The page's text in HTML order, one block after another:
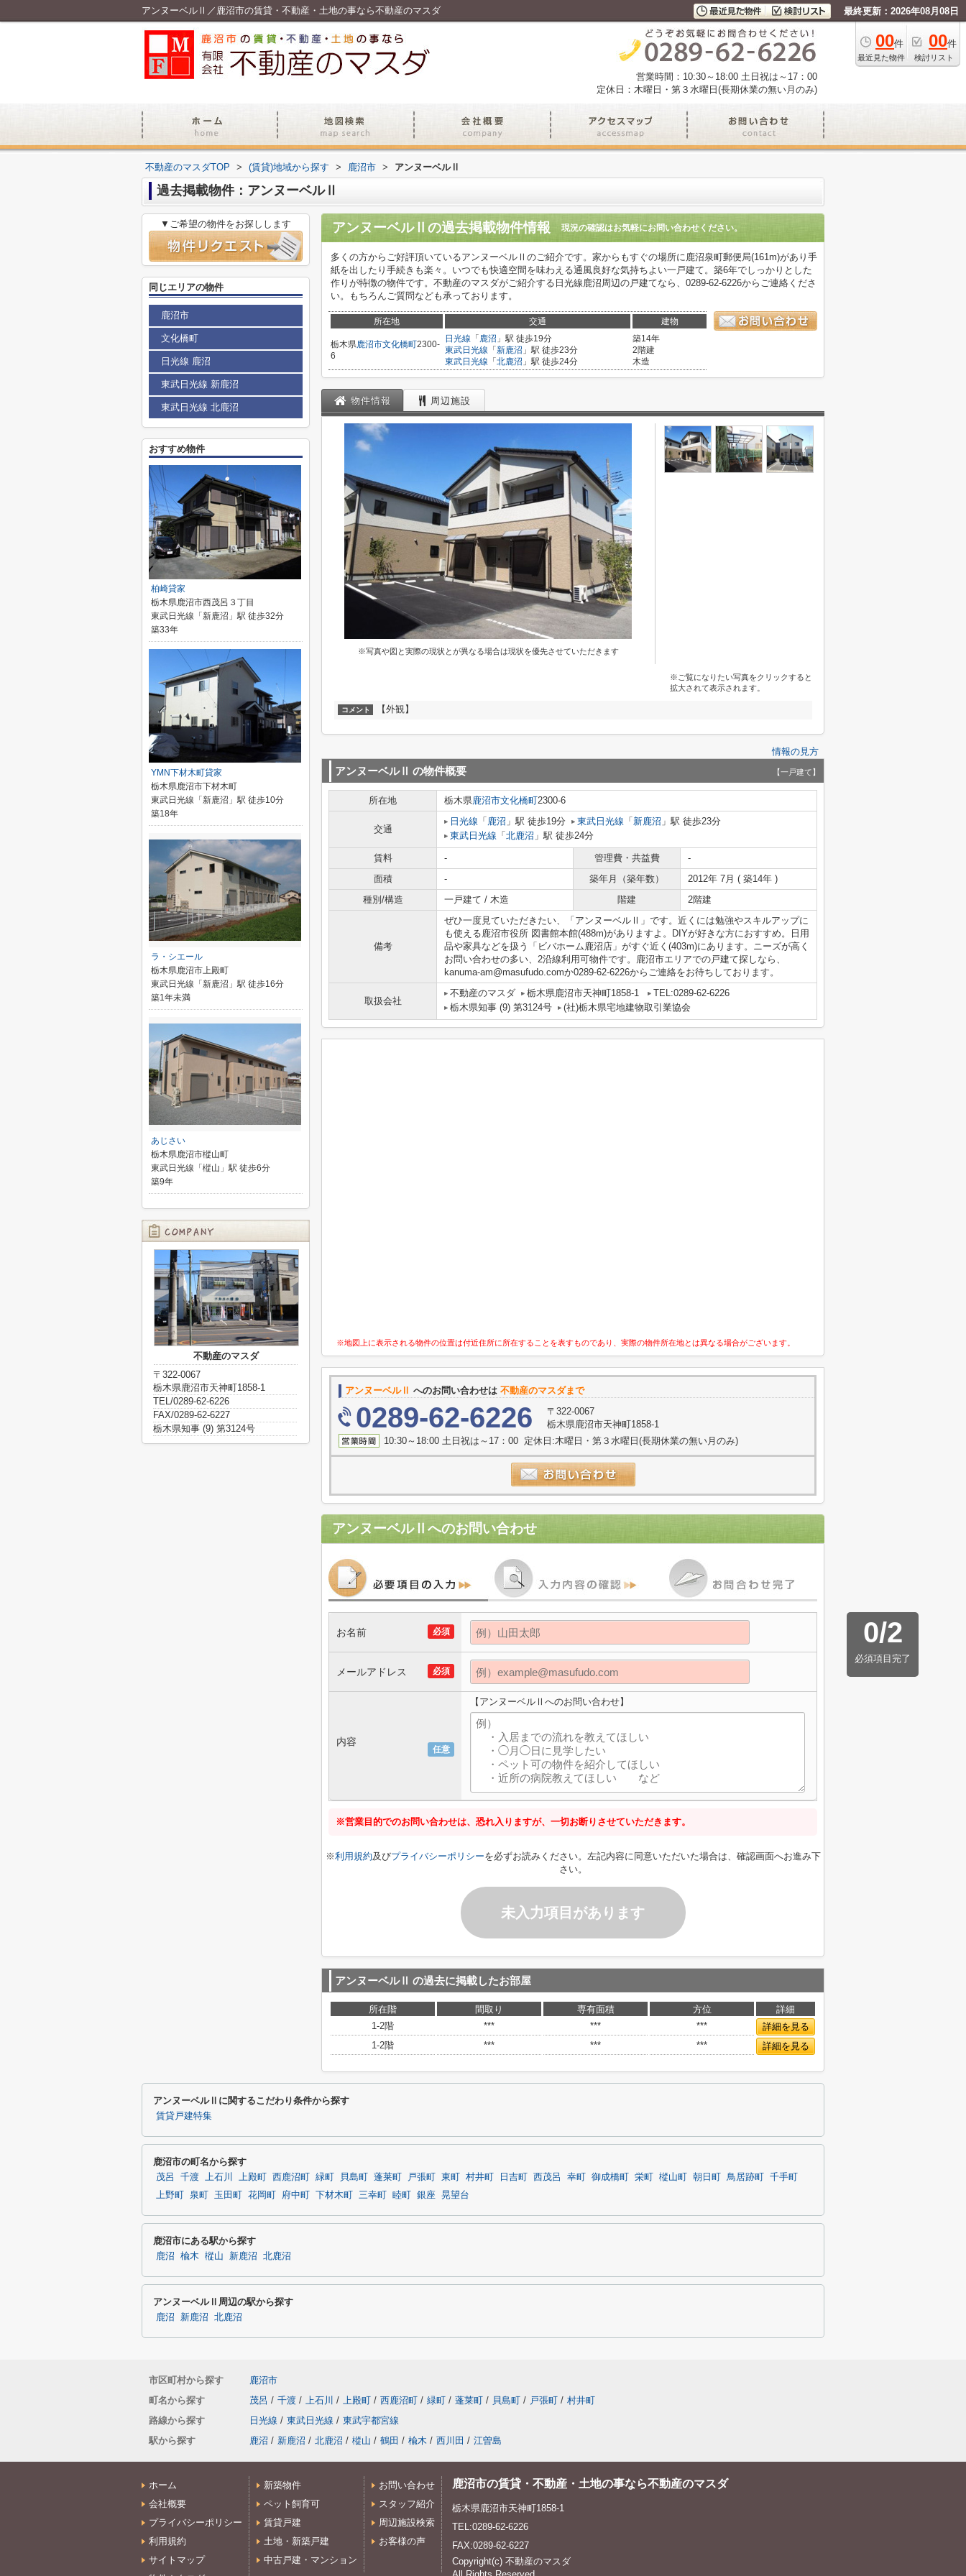
アンヌーベルⅡ／鹿沼市の賃貸・不動産・土地の事なら不動産のマスダ 最終更新：2026年08月08日
00件
最近見た物件
00件
検討リスト
営業時間：10:30～18:00 土日祝は～17：00
定休日：木曜日・第３水曜日(長期休業の無い月のみ)
不動産のマスダTOP > (賃貸)地域から探す > 鹿沼市 > アンヌーベルⅡ
過去掲載物件：アンヌーベルⅡ
アンヌーベルⅡ の過去掲載物件情報 現況の確認はお気軽にお問い合わせください。
多くの方からご好評頂いているアンヌーベルⅡのご紹介です。家からもすぐの場所に鹿沼泉町郵便局(161m)があり手
紙を出したり手続きも楽々。いつでも快適空間を味わえる通風良好な気持ちよい一戸建て。築6年でしっかりとした
作りが特徴の物件です。不動産のマスダがご紹介する日光線鹿沼周辺の戸建てなら、0289-62-6226からご連絡くださ
い。もちろんご質問なども承っております。
所在地 交通 建物
栃木県鹿沼市文化橋町2300-
6
日光線 「 鹿沼 」駅 徒歩19分
東武日光線 「 新鹿沼 」駅 徒歩23分
東武日光線 「 北鹿沼 」駅 徒歩24分
築14年
2階建
木造
物件情報 周辺施設
※写真や図と実際の現状とが異なる場合は現状を優先させていただきます
※ご覧になりたい写真をクリックすると
拡大されて表示されます。
コメント 【外観】
情報の見方
アンヌーベルⅡ の物件概要 【一戸建て】
所在地 栃木県鹿沼市文化橋町2300-6
交通
日光線 「 鹿沼 」駅 徒歩19分 東武日光線 「 新鹿沼 」駅 徒歩23分
東武日光線 「 北鹿沼 」駅 徒歩24分
賃料 - 管理費・共益費
-
面積
- 築年月（築年数）
2012年 7月 ( 築14年 )
種別/構造
一戸建て / 木造 階建 2階建
備考
ぜひ一度見ていただきたい、「アンヌーベルⅡ」です。近くには勉強やスキルアップに
も使える鹿沼市役所 図書館本館(488m)がありますよ。DIYが好きな方におすすめ。日用
品や家具などを扱う「ビバホーム鹿沼店」がすぐ近く(403m)にあります。ニーズが高く
お問い合わせの多い、2沿線利用可物件です。鹿沼市エリアでの戸建て探しなら、
kanuma-am@masufudo.comか0289-62-6226からご連絡をお待ちしております。
取扱会社
不動産のマスダ 栃木県鹿沼市天神町1858-1
TEL:0289-62-6226
栃木県知事 (9) 第3124号
(社)栃木県宅地建物取引業協会
※地図上に表示される物件の位置は付近住所に所在することを表すものであり、実際の物件所在地とは異なる場合がございます。
アンヌーベルⅡ へのお問い合わせは 不動産のマスダまで
0289-62-6226
〒322-0067
栃木県鹿沼市天神町1858-1
10:30～18:00 土日祝は～17：00 定休日:木曜日・第３水曜日(長期休業の無い月のみ)
アンヌーベルⅡ へのお問い合わせ
0/2
必須項目完了
必須
お名前
必須
メールアドレス
任意
内容
【アンヌーベルⅡへのお問い合わせ】
※営業目的でのお問い合わせは、恐れ入りますが、一切お断りさせていただきます。
※利用規約及びプライバシーポリシーを必ずお読みください。左記内容に同意いただいた場合は、確認画面へお進み下
さい。
未入力項目があります
アンヌーベルⅡ の過去に掲載したお部屋
所在階 間取り 専有面積 方位
詳細
1-2階
*** *** ***
詳細を見る
1-2階
*** *** *** 詳細を見る
▼ご希望の物件をお探しします
同じエリアの物件
鹿沼市
文化橋町
日光線 鹿沼
東武日光線 新鹿沼
東武日光線 北鹿沼
おすすめ物件
柏崎貸家
栃木県鹿沼市西茂呂３丁目
東武日光線「新鹿沼」駅 徒歩32分
築33年
YMN下材木町貸家
栃木県鹿沼市下材木町
東武日光線「新鹿沼」駅 徒歩10分
築18年
ラ・シエール
栃木県鹿沼市上殿町
東武日光線「新鹿沼」駅 徒歩16分
築1年未満
あじさい
栃木県鹿沼市樅山町
東武日光線「樅山」駅 徒歩6分
築9年
不動産のマスダ
〒322-0067
栃木県鹿沼市天神町1858-1
TEL/0289-62-6226
FAX/0289-62-6227
栃木県知事 (9) 第3124号
アンヌーベルⅡに関するこだわり条件から探す
賃貸戸建特集
鹿沼市の町名から探す
茂呂 千渡 上石川 上殿町 西鹿沼町 緑町 貝島町 蓬莱町 戸張町 東町 村井町 日吉町 西茂呂 幸町 御成橋町 栄町 樅山町 朝日町 鳥居跡町
千手町
上野町
泉町 玉田町 花岡町 府中町 下材木町 三幸町 睦町 銀座 晃望台
鹿沼市にある駅から探す
鹿沼 楡木 樅山 新鹿沼 北鹿沼
アンヌーベルⅡ周辺の駅から探す
鹿沼 新鹿沼 北鹿沼
市区町村から探す
鹿沼市
町名から探す
茂呂 / 千渡 / 上石川 / 上殿町 / 西鹿沼町 / 緑町 / 蓬莱町 / 貝島町 / 戸張町 / 村井町
路線から探す
日光線 / 東武日光線 / 東武宇都宮線
駅から探す
鹿沼 / 新鹿沼 / 北鹿沼 / 樅山 / 鶴田 / 楡木 / 西川田 / 江曽島
ホーム
会社概要
プライバシーポリシー
利用規約
サイトマップ
新築物件
ペット飼育可
賃貸戸建
土地・新築戸建
中古戸建・マンション
お問い合わせ
スタッフ紹介
周辺施設検索
お客様の声
鹿沼市の賃貸・不動産・土地の事なら不動産のマスダ
栃木県鹿沼市天神町1858-1
TEL:0289-62-6226
FAX:0289-62-6227
Copyright(c) 不動産のマスダ